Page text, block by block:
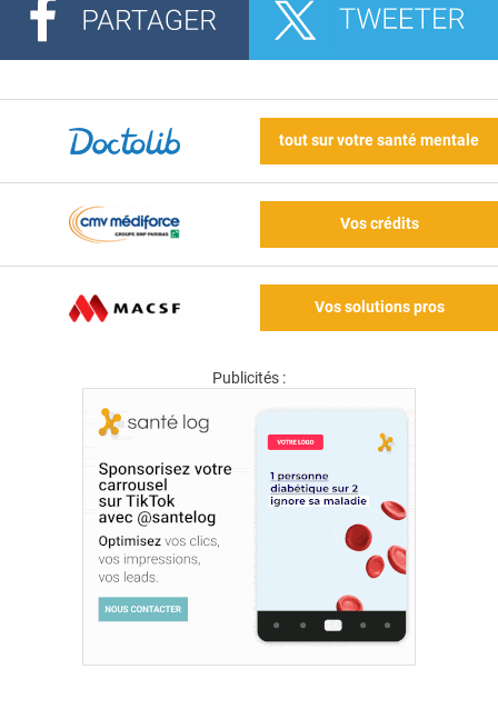
tout sur votre santé mentale
Vos crédits
Vos solutions pros
Publicités :